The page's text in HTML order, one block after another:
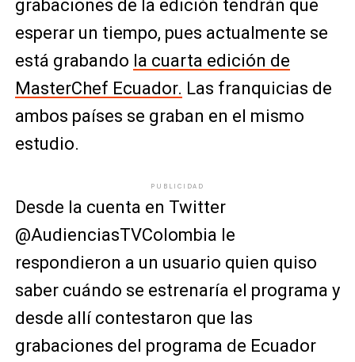
grabaciones de la edición tendrán que
esperar un tiempo, pues actualmente se
está grabando la cuarta edición de
MasterChef Ecuador. Las franquicias de
ambos países se graban en el mismo
estudio.
PUBLICIDAD
Desde la cuenta en Twitter
@AudienciasTVColombia le
respondieron a un usuario quien quiso
saber cuándo se estrenaría el programa y
desde allí contestaron que las
grabaciones del programa de Ecuador